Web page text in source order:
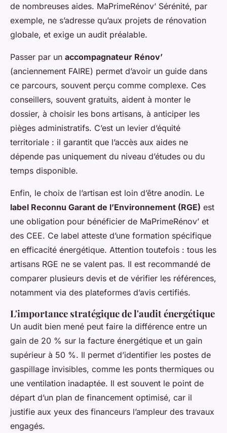
de nombreuses aides. MaPrimeRénov’ Sérénité, par
exemple, ne s’adresse qu’aux projets de rénovation
globale, et exige un audit préalable.
Passer par un accompagnateur Rénov’
(anciennement FAIRE) permet d’avoir un guide dans
ce parcours, souvent perçu comme complexe. Ces
conseillers, souvent gratuits, aident à monter le
dossier, à choisir les bons artisans, à anticiper les
pièges administratifs. C’est un levier d’équité
territoriale : il garantit que l’accès aux aides ne
dépende pas uniquement du niveau d’études ou du
temps disponible.
Enfin, le choix de l’artisan est loin d’être anodin. Le
label Reconnu Garant de l’Environnement (RGE) est
une obligation pour bénéficier de MaPrimeRénov’ et
des CEE. Ce label atteste d’une formation spécifique
en efficacité énergétique. Attention toutefois : tous les
artisans RGE ne se valent pas. Il est recommandé de
comparer plusieurs devis et de vérifier les références,
notamment via des plateformes d’avis certifiés.
L'importance stratégique de l'audit énergétique
Un audit bien mené peut faire la différence entre un
gain de 20 % sur la facture énergétique et un gain
supérieur à 50 %. Il permet d’identifier les postes de
gaspillage invisibles, comme les ponts thermiques ou
une ventilation inadaptée. Il est souvent le point de
départ d’un plan de financement optimisé, car il
justifie aux yeux des financeurs l’ampleur des travaux
engagés.